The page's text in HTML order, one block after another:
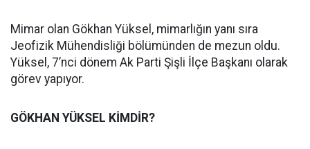
Mimar olan Gökhan Yüksel, mimarlığın yanı sıra
Jeofizik Mühendisliği bölümünden de mezun oldu.
Yüksel, 7’nci dönem Ak Parti Şişli İlçe Başkanı olarak
görev yapıyor.
GÖKHAN YÜKSEL KİMDİR?